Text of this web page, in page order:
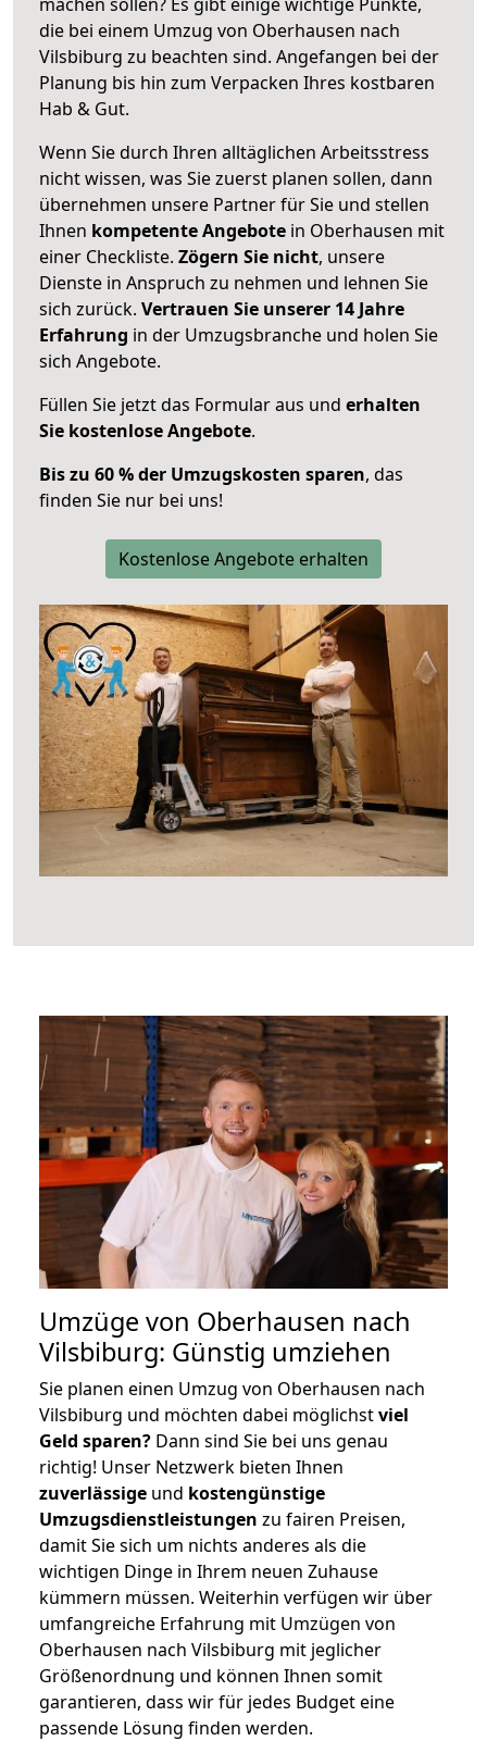
die bei einem Umzug von Oberhausen nach
Vilsbiburg zu beachten sind. Angefangen bei der
Planung bis hin zum Verpacken Ihres kostbaren
Hab & Gut.
Wenn Sie durch Ihren alltäglichen Arbeitsstress
nicht wissen, was Sie zuerst planen sollen, dann
übernehmen unsere Partner für Sie und stellen
Ihnen kompetente Angebote in Oberhausen mit
einer Checkliste. Zögern Sie nicht, unsere
Dienste in Anspruch zu nehmen und lehnen Sie
sich zurück. Vertrauen Sie unserer 14 Jahre
Erfahrung in der Umzugsbranche und holen Sie
sich Angebote.
Füllen Sie jetzt das Formular aus und erhalten
Sie kostenlose Angebote.
Bis zu 60 % der Umzugskosten sparen, das
finden Sie nur bei uns!
Kostenlose Angebote erhalten
Umzüge von Oberhausen nach
Vilsbiburg: Günstig umziehen
Sie planen einen Umzug von Oberhausen nach
Vilsbiburg und möchten dabei möglichstviel
Geld sparen? Dann sind Sie bei uns genau
richtig! Unser Netzwerk bieten Ihnen
zuverlässige und kostengünstige
Umzugsdienstleistungen zu fairen Preisen,
damit Sie sich um nichts anderes als die
wichtigen Dinge in Ihrem neuen Zuhause
kümmern müssen. Weiterhin verfügen wir über
umfangreiche Erfahrung mit Umzügen von
Oberhausen nach Vilsbiburg mit jeglicher
Größenordnung und können Ihnen somit
garantieren, dass wir für jedes Budget eine
passende Lösung finden werden.